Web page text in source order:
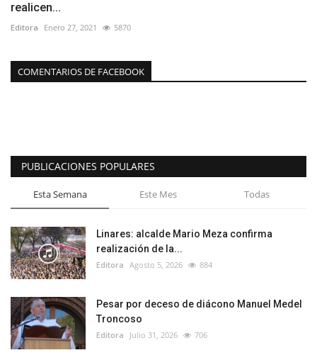
realicen...
Editora Enero 27, 2021 5870
COMENTARIOS DE FACEBOOK
PUBLICACIONES POPULARES
Esta Semana Este Mes Todas
Linares: alcalde Mario Meza confirma
realización de la...
Editora Agosto 5, 2026 884
Pesar por deceso de diácono Manuel Medel
Troncoso
Editora Julio 31, 2026 706